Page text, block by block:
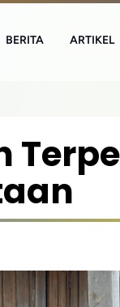
BERITA ARTIKEL